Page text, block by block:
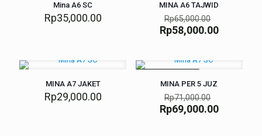
Mina A6 SC
Rp35,000.00
MINA A6 TAJWID
Rp65,000.00
Rp58,000.00
MINA A7 JAKET
Rp29,000.00
MINA PER 5 JUZ
Rp71,000.00
Rp69,000.00